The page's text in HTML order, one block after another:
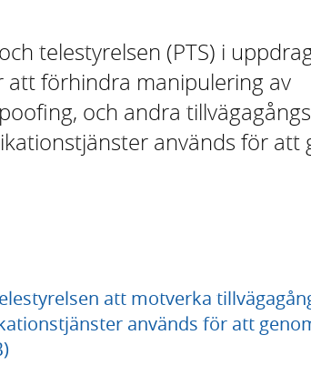
telestyrelsen (PTS) i
förhindra manipulering av
och andra
används för att
att motverka
används för att